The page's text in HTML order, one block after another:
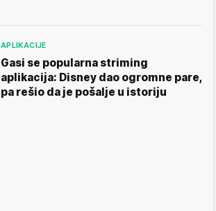
APLIKACIJE
Gasi se popularna striming
aplikacija: Disney dao ogromne pare,
pa rešio da je pošalje u istoriju